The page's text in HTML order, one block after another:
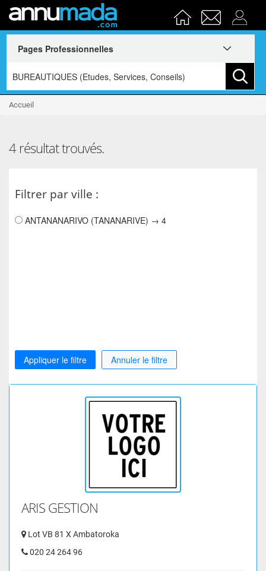
Accueil
4 résultat trouvés.
Filtrer par ville :
ANTANANARIVO (TANANARIVE) → 4
Appliquer le filtre Annuler le filtre
ARIS GESTION
Lot VB 81 X Ambatoroka
020 24 264 96